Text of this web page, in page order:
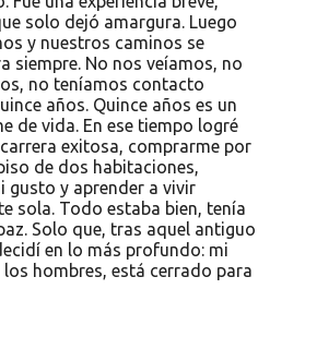
solo dejó amargura. Luego
y nuestros caminos se
siempre. No nos veíamos, no
no teníamos contacto
años. Quince años es un
de vida. En ese tiempo logré
exitosa, comprarme por
de dos habitaciones,
gusto y aprender a vivir
sola. Todo estaba bien, tenía
Solo que, tras aquel antiguo
en lo más profundo: mi
hombres, está cerrado para